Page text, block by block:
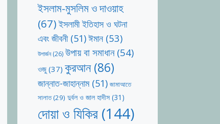
ইসলাম-মুসলিম ও দাওয়াহ
(67) ইসলামী ইতিহাস ও ঘটনা
এবং জীবনী(51)ঈমান (53)
উপার্জন(26) উপায় বা সমাধান(54)
ওজু (37) কুরআন(86)
জান্নাত-জাহান্নাম(51) জামাআতে
সালাত(29) দুর্বল ও জাল হাদীস (31)
দোয়া ও যিকির (144)